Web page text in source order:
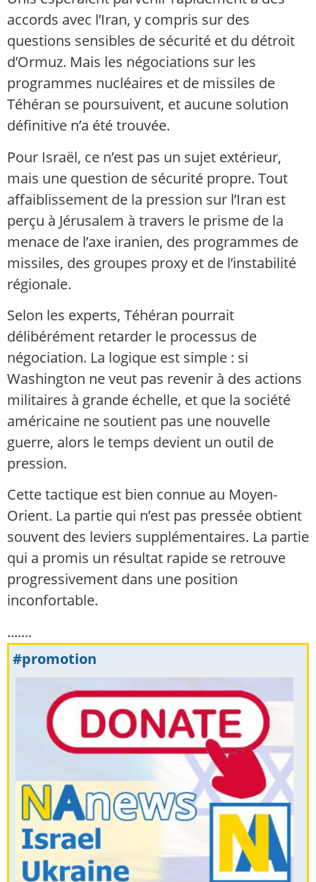
accords avec l’Iran, y compris sur des
questions sensibles de sécurité et du détroit
d’Ormuz. Mais les négociations sur les
programmes nucléaires et de missiles de
Téhéran se poursuivent, et aucune solution
définitive n’a été trouvée.
Pour Israël, ce n’est pas un sujet extérieur,
mais une question de sécurité propre. Tout
affaiblissement de la pression sur l’Iran est
perçu à Jérusalem à travers le prisme de la
menace de l’axe iranien, des programmes de
missiles, des groupes proxy et de l’instabilité
régionale.
Selon les experts, Téhéran pourrait
délibérément retarder le processus de
négociation. La logique est simple : si
Washington ne veut pas revenir à des actions
militaires à grande échelle, et que la société
américaine ne soutient pas une nouvelle
guerre, alors le temps devient un outil de
pression.
Cette tactique est bien connue au Moyen-
Orient. La partie qui n’est pas pressée obtient
souvent des leviers supplémentaires. La partie
qui a promis un résultat rapide se retrouve
progressivement dans une position
inconfortable.
.......
#promotion